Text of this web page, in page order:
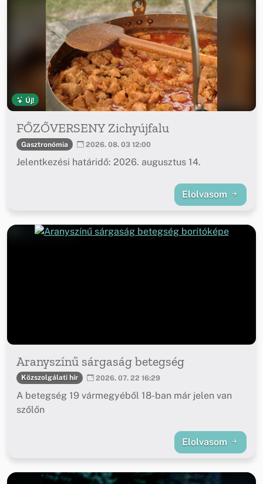
Új!
FŐZŐVERSENY Zichyújfalu
Gasztronómia 2026. 08. 03 12:00
Jelentkezési határidő: 2026. augusztus 14.
Elolvasom
Aranyszínű sárgaság betegség
Közszolgálati hír 2026. 07. 22 16:29
A betegség 19 vármegyéből 18-ban már jelen van
szőlőn
Elolvasom